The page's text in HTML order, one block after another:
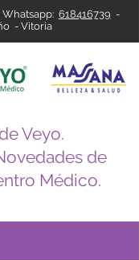
Whatsapp: 618416739 -
- Vitoria
Veyo.
de
Médico.